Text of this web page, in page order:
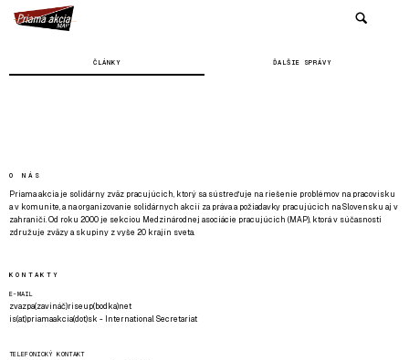
ČLÁNKY ĎALŠIE SPRÁVY
O NÁS
Priama akcia je solidárny zväz pracujúcich, ktorý sa sústreďuje na riešenie problémov na pracovisku
a v komunite, a na organizovanie solidárnych akcií za práva a požiadavky pracujúcich na Slovensku aj v
zahraničí. Od roku 2000 je sekciou Medzinárodnej asociácie pracujúcich (MAP), ktorá v súčasnosti
združuje zväzy a skupiny z vyše 20 krajín sveta.
KONTAKTY
E-MAIL
zvazpa(zavináč)riseup(bodka)net
is(at)priamaakcia(dot)sk - International Secretariat
TELEFONICKÝ KONTAKT